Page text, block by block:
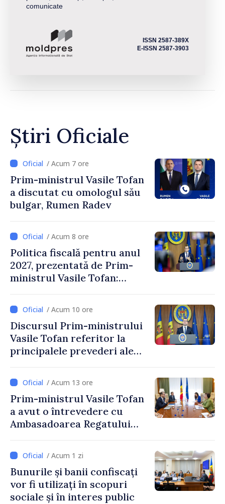
comunicate
ISSN 2587-389X
E-ISSN 2587-3903
Știri Oficiale
/ Acum 7 ore
Prim-ministrul Vasile Tofan
a discutat cu omologul său
bulgar, Rumen Radev
/ Acum 8 ore
Politica fiscală pentru anul
2027, prezentată de Prim-
ministrul Vasile Tofan:
stimularea investițiilor și o
taxare mai echitabilă
/ Acum 10 ore
Discursul Prim-ministrului
Vasile Tofan referitor la
principalele prevederi ale
2027
/ Acum 13 ore
Prim-ministrul Vasile Tofan
a avut o întrevedere cu
Ambasadoarea Regatului
Irlandei de Nord, Fern
Horine / Acum 1 zi
Bunurile și banii confiscați
vor fi utilizați în scopuri
sociale și în interes public